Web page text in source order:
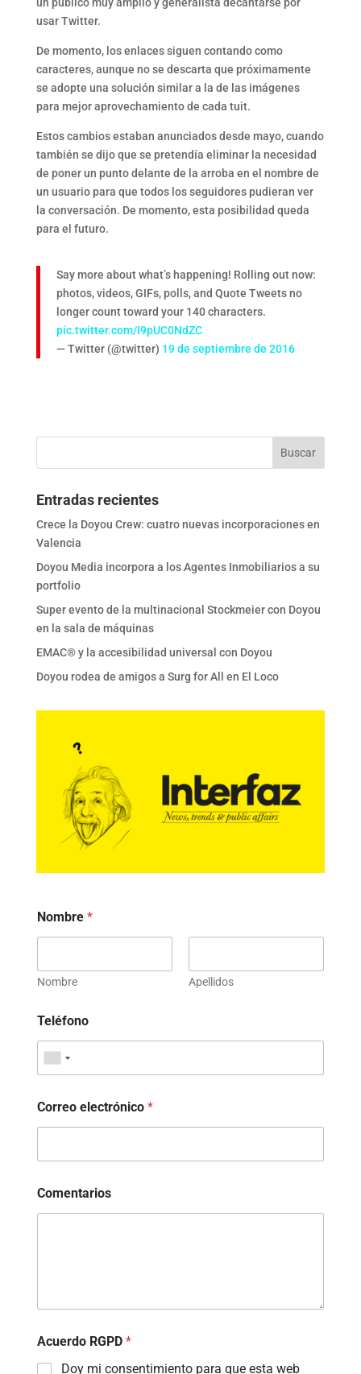
usar Twitter.
De momento, los enlaces siguen contando como
caracteres, aunque no se descarta que próximamente
se adopte una solución similar a la de las imágenes
para mejor aprovechamiento de cada tuit.
Estos cambios estaban anunciados desde mayo, cuando
también se dijo que se pretendía eliminar la necesidad
de poner un punto delante de la arroba en el nombre de
un usuario para que todos los seguidores pudieran ver
la conversación. De momento, esta posibilidad queda
para el futuro.
Say more about what’s happening! Rolling out now:
photos, videos, GIFs, polls, and Quote Tweets no
longer count toward your 140 characters.
pic.twitter.com/I9pUC0NdZC
— Twitter (@twitter) 19 de septiembre de 2016
Entradas recientes
Crece la Doyou Crew: cuatro nuevas incorporaciones en
Valencia
Doyou Media incorpora a los Agentes Inmobiliarios a su
portfolio
Super evento de la multinacional Stockmeier con Doyou
en la sala de máquinas
EMAC® y la accesibilidad universal con Doyou
Doyou rodea de amigos a Surg for All en El Loco
Nombre *
Nombre Apellidos
Teléfono
Correo electrónico *
Comentarios
Acuerdo RGPD *
Doy mi consentimiento para que esta web